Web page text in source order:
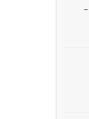
الزعتري - Ghassan Zaatari -